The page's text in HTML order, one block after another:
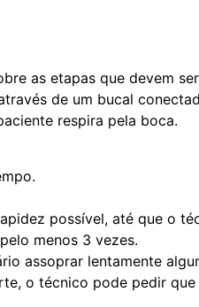
as etapas que devem
de um bucal
respira pela boca.
possível, até que o
menos 3 vezes.
assoprar lentamente
o técnico pode pedir